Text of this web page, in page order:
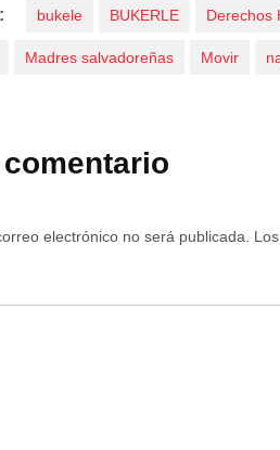
bukele BUKERLE Derechos
Madres salvadoreñas Movir
electrónico no será publicada.